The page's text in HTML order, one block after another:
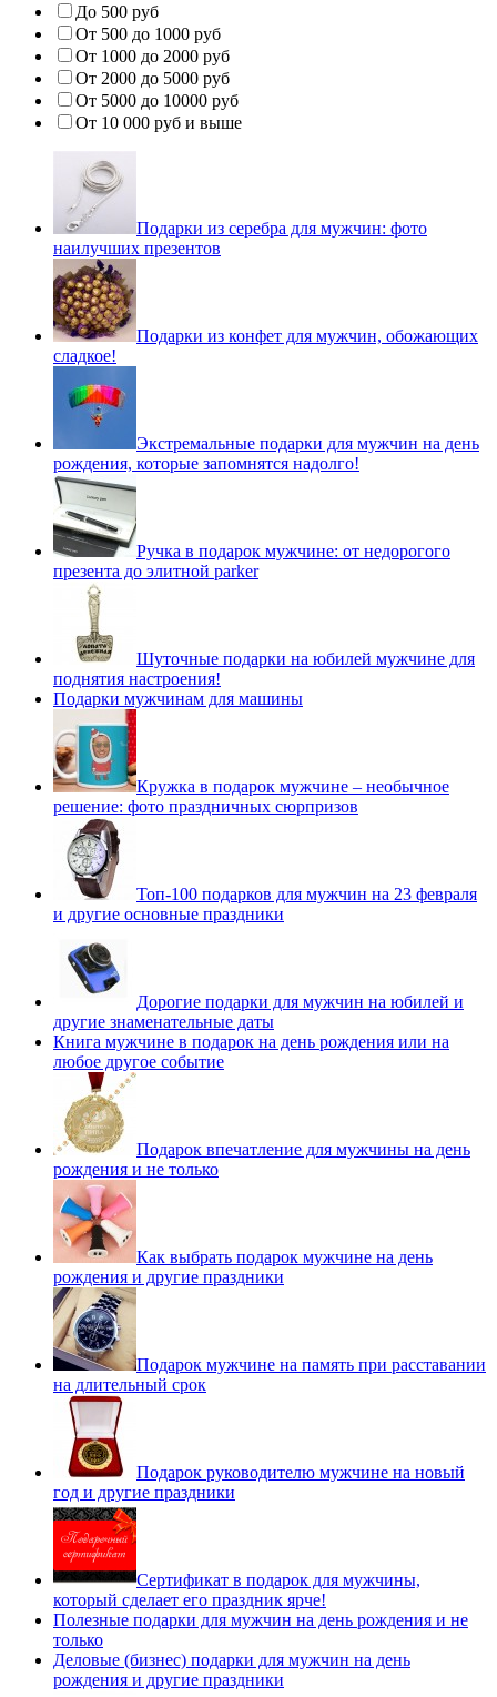
До 500 руб
От 500 до 1000 руб
От 1000 до 2000 руб
От 2000 до 5000 руб
От 5000 до 10000 руб
От 10 000 руб и выше
Подарки из серебра для мужчин: фото
наилучших презентов
Подарки из конфет для мужчин, обожающих
сладкое!
Экстремальные подарки для мужчин на день
рождения, которые запомнятся надолго!
Ручка в подарок мужчине: от недорогого
презента до элитной parker
Шуточные подарки на юбилей мужчине для
поднятия настроения!
Подарки мужчинам для машины
Кружка в подарок мужчине – необычное
решение: фото праздничных сюрпризов
Топ-100 подарков для мужчин на 23 февраля
и другие основные праздники
Дорогие подарки для мужчин на юбилей и
другие знаменательные даты
Книга мужчине в подарок на день рождения или на
любое другое событие
Подарок впечатление для мужчины на день
рождения и не только
Как выбрать подарок мужчине на день
рождения и другие праздники
Подарок мужчине на память при расставании
на длительный срок
Подарок руководителю мужчине на новый
год и другие праздники
Сертификат в подарок для мужчины,
который сделает его праздник ярче!
Полезные подарки для мужчин на день рождения и не
только
Деловые (бизнес) подарки для мужчин на день
рождения и другие праздники